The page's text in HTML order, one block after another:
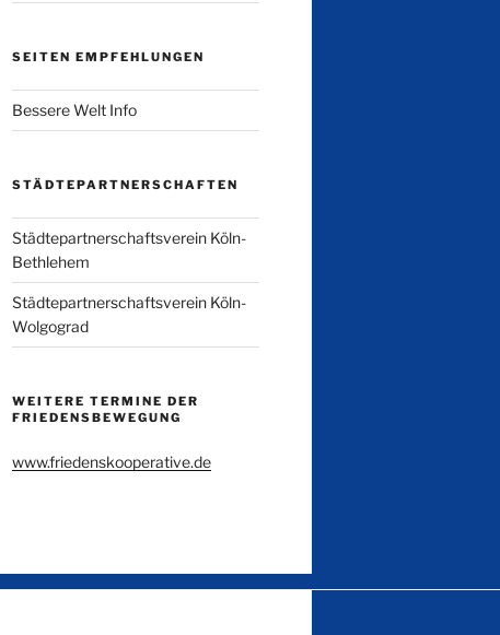
SEITEN EMPFEHLUNGEN
Bessere Welt Info
STÄDTEPARTNERSCHAFTEN
Städtepartnerschaftsverein Köln-
Bethlehem
Städtepartnerschaftsverein Köln-
Wolgograd
WEITERE TERMINE DER
FRIEDENSBEWEGUNG
www.friedenskooperative.de